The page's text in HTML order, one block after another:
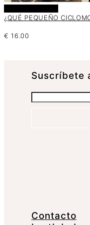
¿QUÉ PEQUEÑO
€ 16.00
Suscrí­bete
Contacto